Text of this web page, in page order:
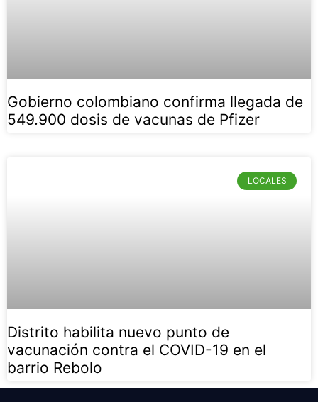
Gobierno colombiano confirma llegada de
549.900 dosis de vacunas de Pfizer
LOCALES
Distrito habilita nuevo punto de
vacunación contra el COVID-19 en el
barrio Rebolo